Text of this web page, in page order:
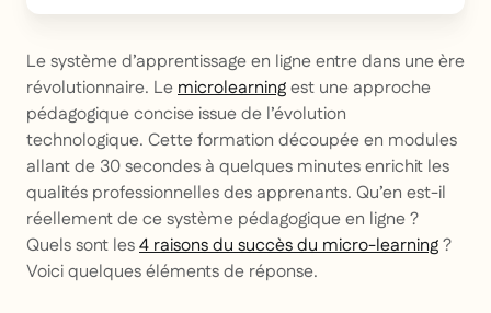
Le système d’apprentissage en ligne entre dans une ère
révolutionnaire. Lemicrolearningest une approche
pédagogique concise issue de l’évolution
technologique. Cette formation découpée en modules
allant de 30 secondes à quelques minutes enrichit les
qualités professionnelles des apprenants. Qu’en est-il
réellement de ce système pédagogique en ligne ?
Quels sont les4 raisons du succès du micro-learning?
Voici quelques éléments de réponse.